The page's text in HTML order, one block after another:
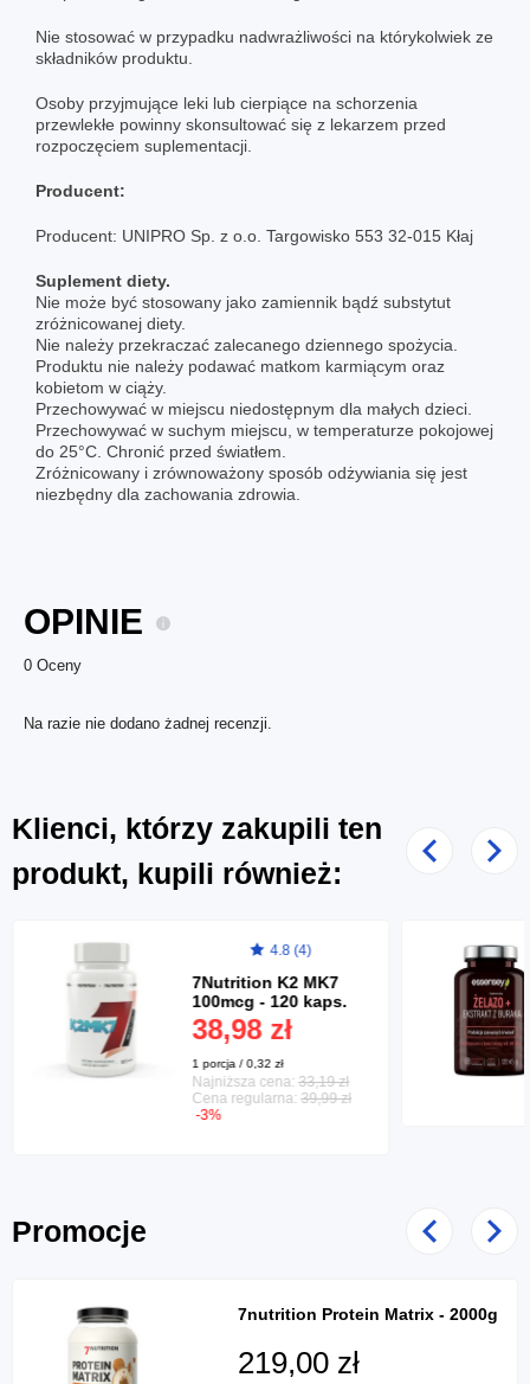
Nie stosować w przypadku nadwrażliwości na którykolwiek ze
składników produktu.
Osoby przyjmujące leki lub cierpiące na schorzenia
przewlekłe powinny skonsultować się z lekarzem przed
rozpoczęciem suplementacji.
Producent:
Producent: UNIPRO Sp. z o.o. Targowisko 553 32-015 Kłaj
Suplement diety.
Nie może być stosowany jako zamiennik bądź substytut
zróżnicowanej diety.
Nie należy przekraczać zalecanego dziennego spożycia.
Produktu nie należy podawać matkom karmiącym oraz
kobietom w ciąży.
Przechowywać w miejscu niedostępnym dla małych dzieci.
Przechowywać w suchym miejscu, w temperaturze pokojowej
do 25°C. Chronić przed światłem.
Zróżnicowany i zrównoważony sposób odżywiania się jest
niezbędny dla zachowania zdrowia.
OPINIE
0 Oceny
Na razie nie dodano żadnej recenzji.
Klienci, którzy zakupili ten
produkt, kupili również:
Poprzedni
4.8 (4)
7Nutrition K2 MK7
100mcg - 120 kaps.
38,98 zł
1 porcja / 0,32 zł
Najniższa cena: 33,19 zł
Cena regularna: 39,99 zł
-3%
Promocje Poprzedni
7nutrition Protein Matrix - 2000g
219,00 zł